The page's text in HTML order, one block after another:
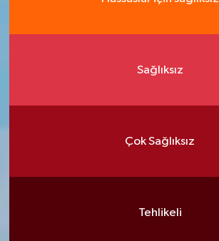
Sağlıksız
Çok Sağlıksız
Tehlikeli